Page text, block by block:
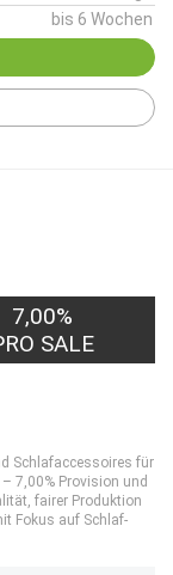
bis 6 Wochen
7,00%
SALE
Schlafaccessoires für
7,00% Provision und
fairer Produktion
Fokus auf Schlaf-